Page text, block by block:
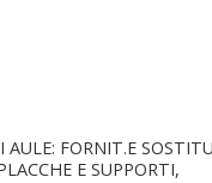
AULE: FORNIT.E
E SUPPORTI,